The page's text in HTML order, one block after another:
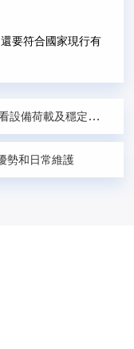
要符合國家現行有
備荷載及穩定分析
勢和日常維護